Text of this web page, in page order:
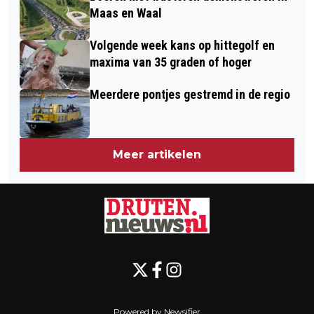
GEMEENTE DRUTEN
Maas en Waal
Volgende week kans op hittegolf en
maxima van 35 graden of hoger
Meerdere pontjes gestremd in de regio
Meer artikelen
Powered by Newsifier